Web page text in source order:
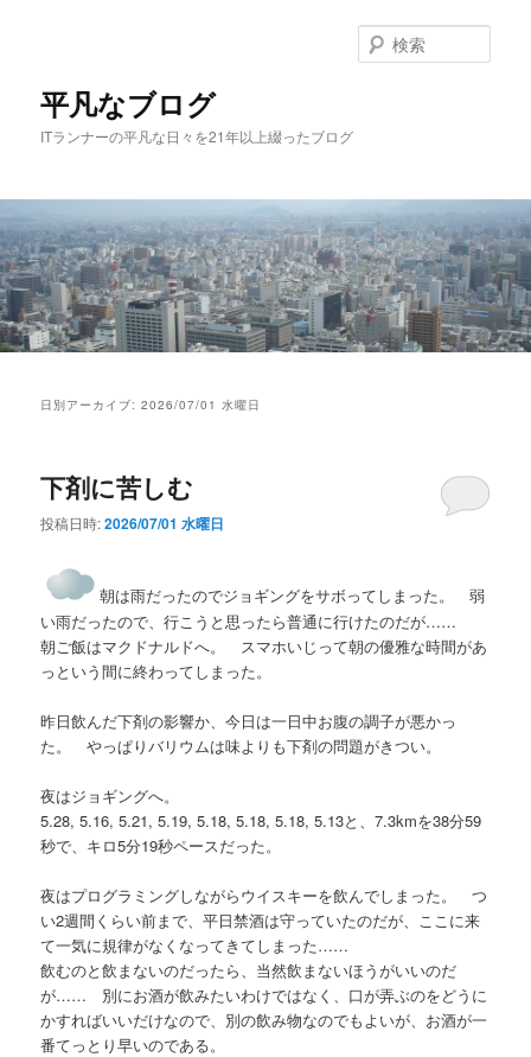
移
動
動
平凡なブログ
ITランナーの平凡な日々を21年以上綴ったブログ
索
日別アーカイブ:2026/07/01 水曜日
下剤に苦しむ
投稿日時:2026/07/01 水曜日
朝は雨だったのでジョギングをサボってしまった。 弱
い雨だったので、行こうと思ったら普通に行けたのだが……
朝ご飯はマクドナルドへ。 スマホいじって朝の優雅な時間があ
っという間に終わってしまった。
昨日飲んだ下剤の影響か、今日は一日中お腹の調子が悪かっ
た。 やっぱりバリウムは味よりも下剤の問題がきつい。
夜はジョギングへ。
5.28, 5.16, 5.21, 5.19, 5.18, 5.18, 5.18, 5.13と、7.3kmを38分59
秒で、キロ5分19秒ペースだった。
夜はプログラミングしながらウイスキーを飲んでしまった。 つ
い2週間くらい前まで、平日禁酒は守っていたのだが、ここに来
て一気に規律がなくなってきてしまった……
飲むのと飲まないのだったら、当然飲まないほうがいいのだ
が…… 別にお酒が飲みたいわけではなく、口が弄ぶのをどうに
かすればいいだけなので、別の飲み物なのでもよいが、お酒が一
番てっとり早いのである。